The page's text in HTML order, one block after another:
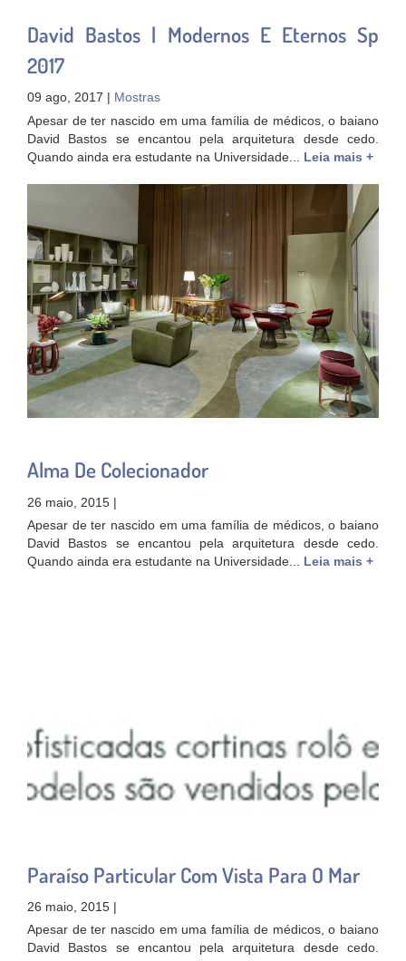
David Bastos | Modernos E Eternos Sp
2017
09 ago, 2017 |
Mostras
Apesar de ter nascido em uma família de médicos, o baiano
David Bastos se encantou pela arquitetura desde cedo.
Quando ainda era estudante na Universidade... Leia mais +
Alma De Colecionador
26 maio, 2015 |
Apesar de ter nascido em uma família de médicos, o baiano
David Bastos se encantou pela arquitetura desde cedo.
Quando ainda era estudante na Universidade... Leia mais +
Paraíso Particular Com Vista Para O Mar
26 maio, 2015 |
Apesar de ter nascido em uma família de médicos, o baiano
David Bastos se encantou pela arquitetura desde cedo.